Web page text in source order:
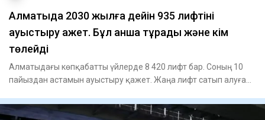
Алматыда 2030 жылға дейін 935 лифтіні
ауыстыру қажет. Бұл қанша тұрады және кім
төлейді
Алматыдағы көпқабатты үйлерде 8 420 лифт бар. Соның 10
пайыздан астамын ауыстыру қажет. Жаңа лифт сатып алуға